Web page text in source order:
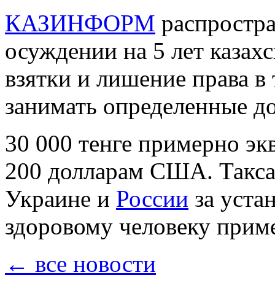
КАЗИНФОРМ
осуждении на 5 лет
взятки и лишение права
занимать определенные
30 000 тенге примерно
200 долларам США.
Украине и России за
здоровому человеку
← все новости